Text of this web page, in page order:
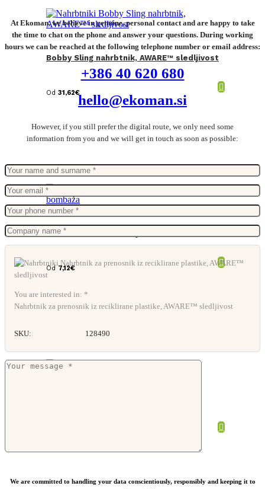
Bobby Sling nahrbtnik, AWARE™ sledljivost
Od 31,62€
Nahrbtnik Marbella iz jute in bombaža
Od7,12€
At Ekoman, we believe in genuine, personal contact and are happy to take
the time to chat on the phone and answer your questions. During working
hours we can be reached at the following telephone number or email address:
+386 40 620 680
hello@ekoman.si
However, if you still prefer the digital route, we only need some
information from you and we will get in touch as soon as possible:
You are interested in: *
Nahrbtnik za prenosnik iz reciklirane plastike, AWARE™ sledljivost
SKU: 128490
We are committed to handling your data conscientiously, responsibly and keeping it to